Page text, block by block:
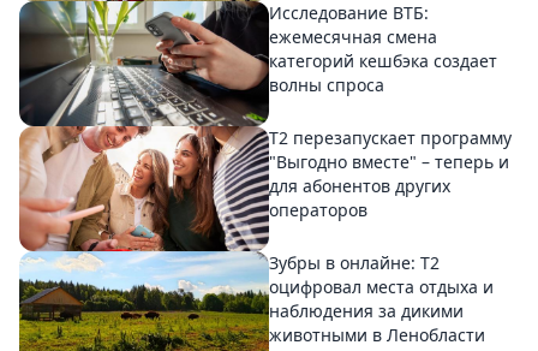
Исследование ВТБ:
ежемесячная смена
категорий кешбэка создает
волны спроса
Т2 перезапускает программу
"Выгодно вместе" – теперь и
для абонентов других
операторов
Зубры в онлайне: Т2
оцифровал места отдыха и
наблюдения за дикими
животными в Ленобласти